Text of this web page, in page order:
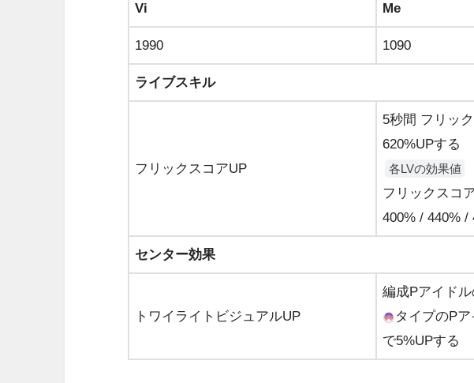
Vi Me
1990 1090
ライブスキル
フリックスコアUP
5秒間 フリッ
620%UPする
各LVの効果値
フリックスコ
400% / 440% /
センター効果
トワイライトビジュアルUP
編成Pアイドル
タイプのP
で5%UPする